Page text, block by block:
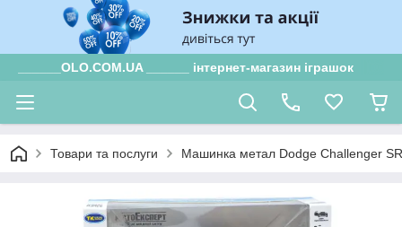
______OLO.COM.UA ______ інтернет-магазин іграшок
Товари та послуги Машинка метал Dodge Challenger